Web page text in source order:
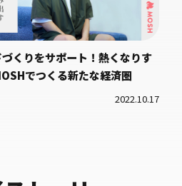
くりをサポート！熱くなりす
でつくる新たな経済圏
2022.10.17